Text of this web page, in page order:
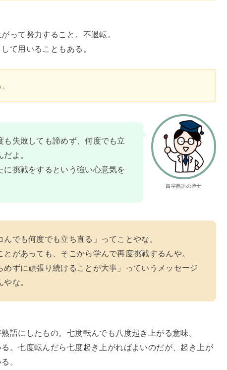
って努力すること。不退転。
て用いることもある。
四字熟語の博士
も失敗しても諦めず、何度でも立
よ。
挑戦をするという強い心意気を
んでも何度でも立ち直る」ってことやな。
とがあっても、そこから学んで再度挑戦するんや。
めずに頑張り続けることが大事」っていうメッセージ
な。
語にしたもの。七度転んでも八度起き上がる意味。
。七度転んだら七度起き上がればよいのだが、起き上が
。